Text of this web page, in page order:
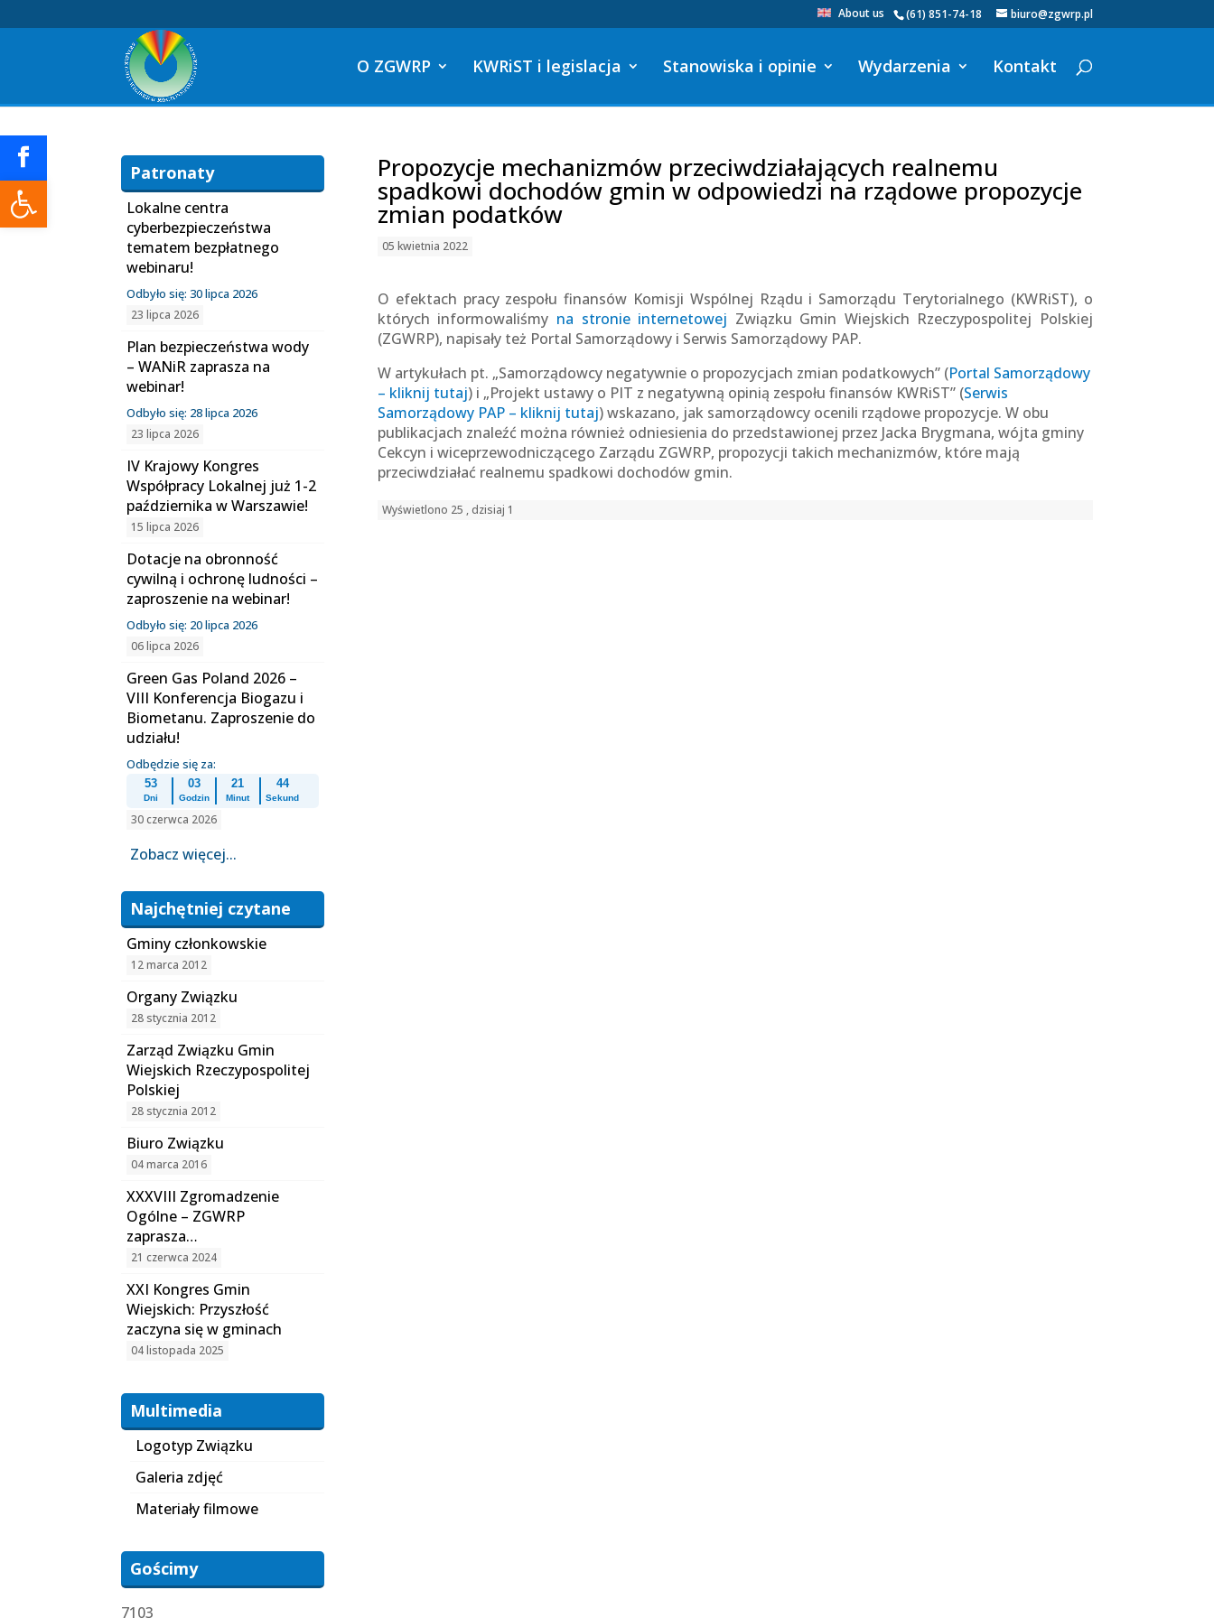
Otwórz pasek narzędzi
(61) 851-74-18 biuro@zgwrp.pl
About us
O ZGWRP KWRiST i legislacja Stanowiska i opinie Wydarzenia Kontakt
Propozycje mechanizmów przeciwdziałających realnemu
spadkowi dochodów gmin w odpowiedzi na rządowe propozycje
zmian podatków
05 kwietnia 2022
O efektach pracy zespołu finansów Komisji Wspólnej Rządu i Samorządu Terytorialnego (KWRiST), o
których informowaliśmy na stronie internetowej Związku Gmin Wiejskich Rzeczypospolitej Polskiej
(ZGWRP), napisały też Portal Samorządowy i Serwis Samorządowy PAP.
W artykułach pt. „Samorządowcy negatywnie o propozycjach zmian podatkowych” (Portal Samorządowy
– kliknij tutaj) i „Projekt ustawy o PIT z negatywną opinią zespołu finansów KWRiST” (Serwis
Samorządowy PAP – kliknij tutaj) wskazano, jak samorządowcy ocenili rządowe propozycje. W obu
publikacjach znaleźć można również odniesienia do przedstawionej przez Jacka Brygmana, wójta gminy
Cekcyn i wiceprzewodniczącego Zarządu ZGWRP, propozycji takich mechanizmów, które mają
przeciwdziałać realnemu spadkowi dochodów gmin.
Wyświetlono 25 , dzisiaj 1
Patronaty
Lokalne centra
cyberbezpieczeństwa
tematem bezpłatnego
webinaru!
Odbyło się: 30 lipca 2026
23 lipca 2026
Plan bezpieczeństwa wody
– WANiR zaprasza na
webinar!
Odbyło się: 28 lipca 2026
23 lipca 2026
IV Krajowy Kongres
Współpracy Lokalnej już 1-2
października w Warszawie!
15 lipca 2026
Dotacje na obronność
cywilną i ochronę ludności –
zaproszenie na webinar!
Odbyło się: 20 lipca 2026
06 lipca 2026
Green Gas Poland 2026 –
VIII Konferencja Biogazu i
Biometanu. Zaproszenie do
udziału!
Odbędzie się za:
53
Dni
03
Godzin
21
Minut
44
Sekund
30 czerwca 2026
Zobacz więcej...
Najchętniej czytane
Gminy członkowskie
12 marca 2012
Organy Związku
28 stycznia 2012
Zarząd Związku Gmin
Wiejskich Rzeczypospolitej
Polskiej
28 stycznia 2012
Biuro Związku
04 marca 2016
XXXVIII Zgromadzenie
Ogólne – ZGWRP
zaprasza…
21 czerwca 2024
XXI Kongres Gmin
Wiejskich: Przyszłość
zaczyna się w gminach
04 listopada 2025
Multimedia
Logotyp Związku
Galeria zdjęć
Materiały filmowe
Gościmy
7103